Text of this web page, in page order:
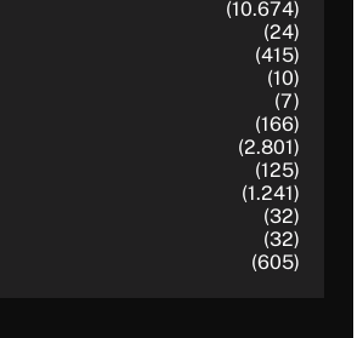
(10.674)
(24)
(415)
(10)
(7)
(166)
(2.801)
(125)
(1.241)
(32)
(32)
(605)